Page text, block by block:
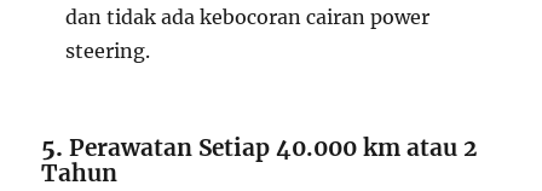
dan tidak ada kebocoran cairan power
steering.
5.Perawatan Setiap 40.000 km atau 2
Tahun